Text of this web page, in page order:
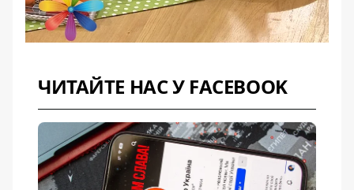
ЧИТАЙТЕ НАС У FACEBOOK